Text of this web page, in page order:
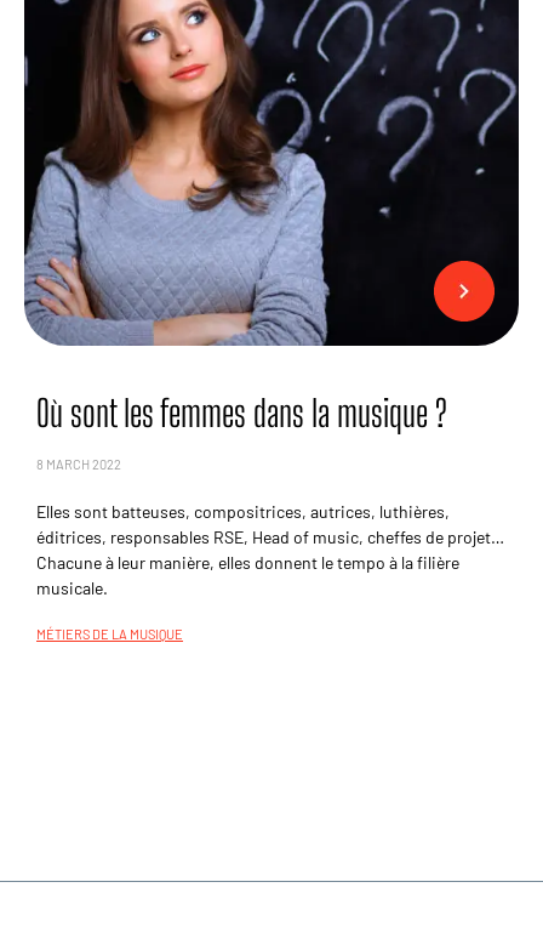
Où sont les femmes dans la musique ?
8 MARCH 2022
Elles sont batteuses, compositrices, autrices, luthières,
éditrices, responsables RSE, Head of music, cheffes de projet…
Chacune à leur manière, elles donnent le tempo à la filière
musicale.
MÉTIERS DE LA MUSIQUE